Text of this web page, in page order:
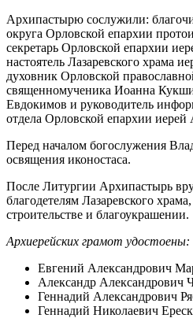
Архипастырю сослужили:
округа Орловской епархии
секретарь Орловской епархии
настоятель Лазаревского храма
духовник Орловской
священномученика Иоанна
Евдокимов и руководитель
отдела Орловской епархии
Перед началом богослужения
освящения иконостаса.
После Литургии Архипастырь
благодетелям Лазаревского
строительстве и благоукрашении.
Архиерейских грамот удостоены:
Евгений Александрович
Александр Александрович
Геннадий Александрович
Геннадий Николаевич